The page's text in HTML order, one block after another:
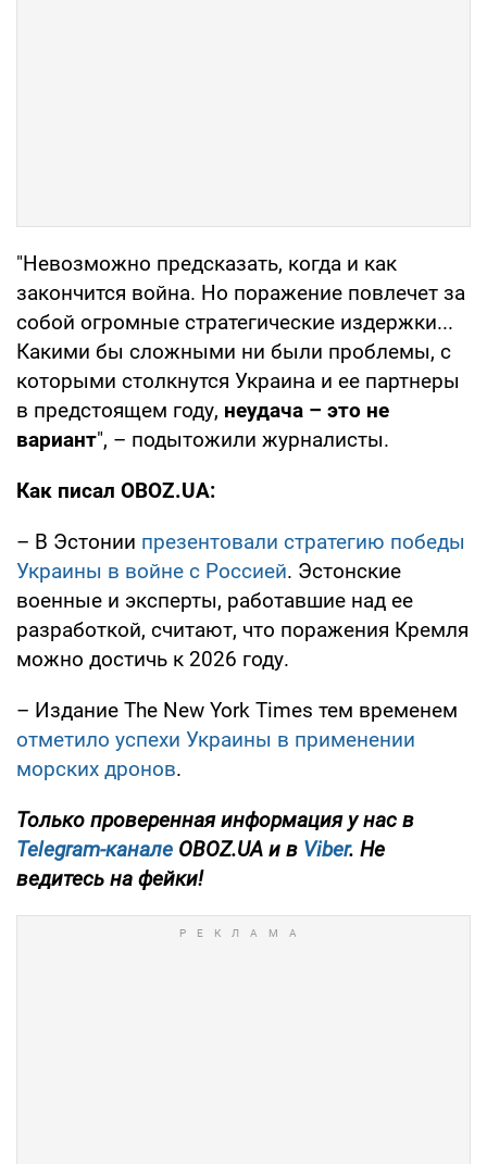
"Невозможно предсказать, когда и как
закончится война. Но поражение повлечет за
собой огромные стратегические издержки...
Какими бы сложными ни были проблемы, с
которыми столкнутся Украина и ее партнеры
в предстоящем году, неудача – это не
вариант", – подытожили журналисты.
Как писал OBOZ.UA:
– В Эстонии презентовали стратегию победы
Украины в войне с Россией. Эстонские
военные и эксперты, работавшие над ее
разработкой, считают, что поражения Кремля
можно достичь к 2026 году.
– Издание The New York Times тем временем
отметило успехи Украины в применении
морских дронов.
Только проверенная информация у нас в
Telegram-канале OBOZ.UA и в Viber. Не
ведитесь на фейки!